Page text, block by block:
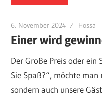
6. November 2024 Hossa
Einer wird
Der Große Preis oder ein
Sie Spaß?“, möchte
sondern auch unsere